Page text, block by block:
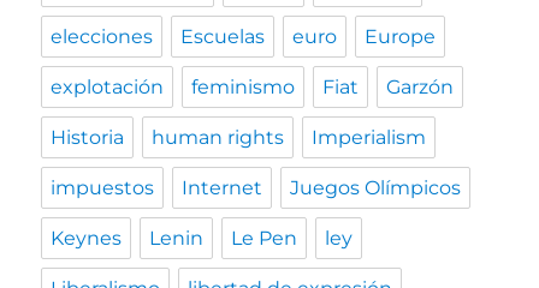
elecciones Escuelas euro Europe
explotación feminismo Fiat Garzón
Historia human rights Imperialism
impuestos Internet Juegos Olímpicos
Keynes Lenin Le Pen ley